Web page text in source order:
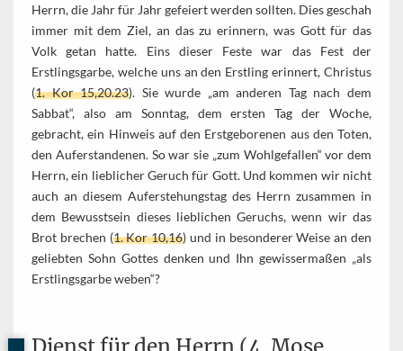
Herrn, die Jahr für Jahr gefeiert werden sollten. Dies geschah
immer mit dem Ziel, an das zu erinnern, was Gott für das
Volk getan hatte. Eins dieser Feste war das Fest der
Erstlingsgarbe, welche uns an den Erstling erinnert, Christus
(1. Kor 15,20.23). Sie wurde „am anderen Tag nach dem
Sabbat“, also am Sonntag, dem ersten Tag der Woche,
gebracht, ein Hinweis auf den Erstgeborenen aus den Toten,
den Auferstandenen. So war sie „zum Wohlgefallen“ vor dem
Herrn, ein lieblicher Geruch für Gott. Und kommen wir nicht
auch an diesem Auferstehungstag des Herrn zusammen in
dem Bewusstsein dieses lieblichen Geruchs, wenn wir das
Brot brechen (1. Kor 10,16) und in besonderer Weise an den
geliebten Sohn Gottes denken und Ihn gewissermaßen „als
Erstlingsgarbe weben“?